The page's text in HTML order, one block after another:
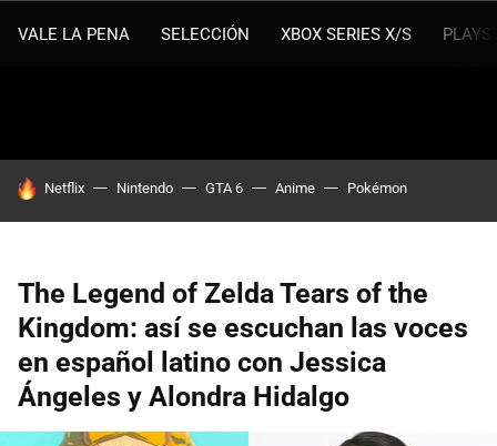
VALE LA PENA SELECCIÓN XBOX SERIES X/S
HOY SE HABLA DE
Netflix Nintendo GTA 6 Anime Pokémon
The Legend of Zelda Tears of the
Kingdom: así se escuchan las voces
en español latino con Jessica
Ángeles y Alondra Hidalgo